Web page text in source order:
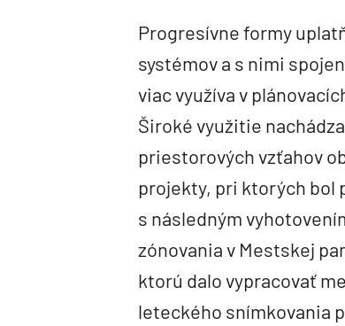
Progresívne formy
systémov a s nimi
viac využíva v
Široké využitie
priestorových vzťahov
projekty, pri ktorých bol
s následným
zónovania v Mestskej
ktorú dalo vypracovať
leteckého snímkovania